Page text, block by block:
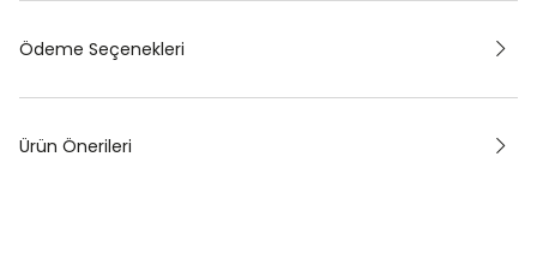
Ödeme Seçenekleri
Ürün Önerileri